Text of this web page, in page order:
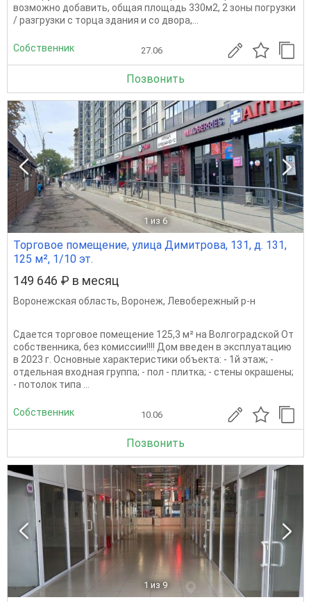
возможно добавить, общая площадь 330м2, 2 зоны погрузки
/ разгрузки с торца здания и со двора,...
Собственник 27.06
Позвонить
1 из 6
Торговое помещение, улица Димитрова, 131, д. 131,
125 м², 1/10 эт.
149 646 ₽ в месяц
Воронежская область, Воронеж, Левобережный р-н
Сдается торговое помещение 125,3 м² на Волгоградской От
собственника, без комиссии!!!! Дом введен в эксплуатацию
в 2023 г. Основные характеристики объекта: - 1й этаж; -
отдельная входная группа; - пол - плитка; - стены окрашены;
- потолок типа ...
Собственник 10.06
Позвонить
1 из 9